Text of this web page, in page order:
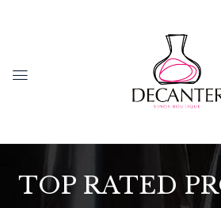
TOP RATED